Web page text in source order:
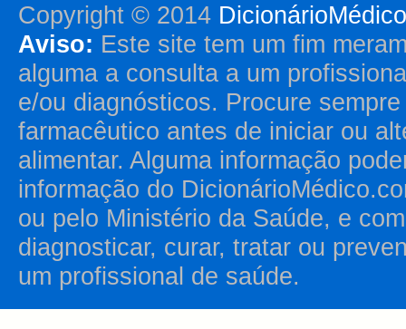
Copyright © 2014
Aviso: Este site tem um fim
alguma a consulta a um
e/ou diagnósticos. Procure
farmacêutico antes de iniciar ou
alimentar. Alguma informação
informação do
ou pelo Ministério da Saúde, e
diagnosticar, curar, tratar ou
um profissional de saúde.